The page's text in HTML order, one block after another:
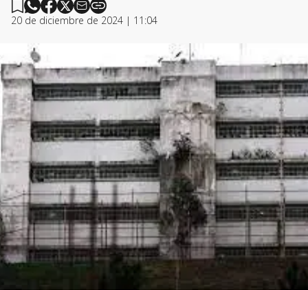
20 de diciembre de 2024 | 11:04